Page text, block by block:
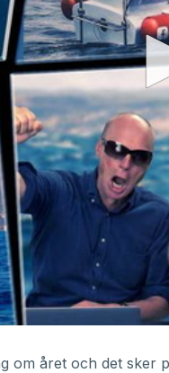
om året och det sker